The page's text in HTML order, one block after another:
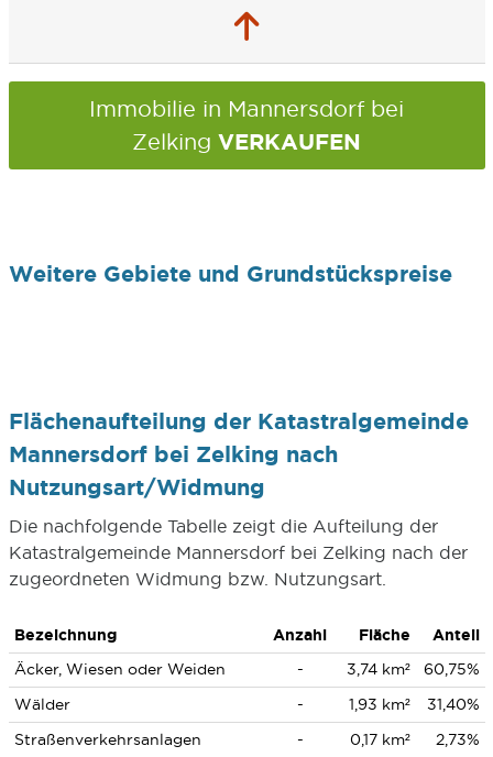
Immobilie in Mannersdorf bei
Zelking VERKAUFEN
Weitere Gebiete und Grundstückspreise
Flächenaufteilung der Katastralgemeinde
Mannersdorf bei Zelking nach
Nutzungsart/Widmung
Die nachfolgende Tabelle zeigt die Aufteilung der
Katastralgemeinde Mannersdorf bei Zelking nach der
zugeordneten Widmung bzw. Nutzungsart.
Bezeichnung Anzahl Fläche
Anteil
Äcker, Wiesen oder Weiden
- 3,74 km²
60,75%
Wälder
- 1,93 km²
31,40%
Straßenverkehrsanlagen
- 0,17 km² 2,73%